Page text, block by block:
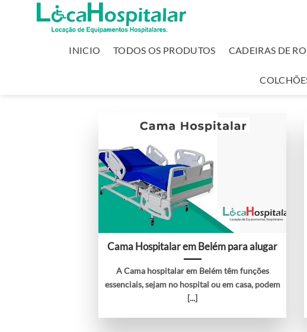
INICIO TODOS OS PRODUTOS CADEIRAS DE
Cama Hospitalar em Belém para alugar
A Cama hospitalar em Belém têm funções
essenciais, sejam no hospital ou em casa, podem
[...]